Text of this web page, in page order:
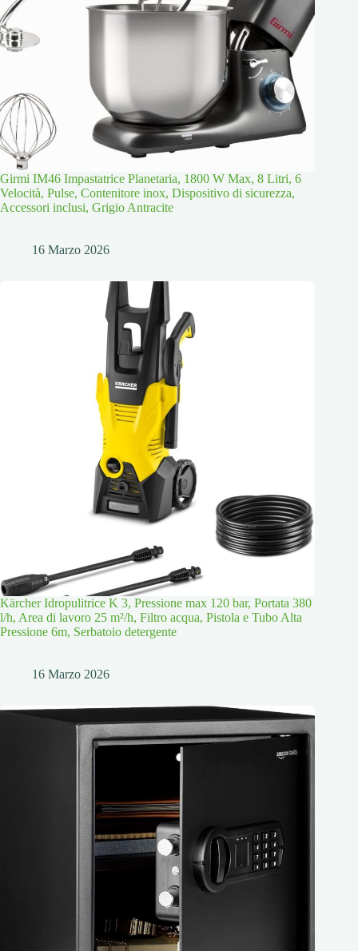
Girmi IM46 Impastatrice Planetaria, 1800 W Max, 8 Litri, 6
Velocità, Pulse, Contenitore inox, Dispositivo di sicurezza,
Accessori inclusi, Grigio Antracite
16 Marzo 2026
Kärcher Idropulitrice K 3, Pressione max 120 bar, Portata 380
l/h, Area di lavoro 25 m²/h, Filtro acqua, Pistola e Tubo Alta
Pressione 6m, Serbatoio detergente
16 Marzo 2026